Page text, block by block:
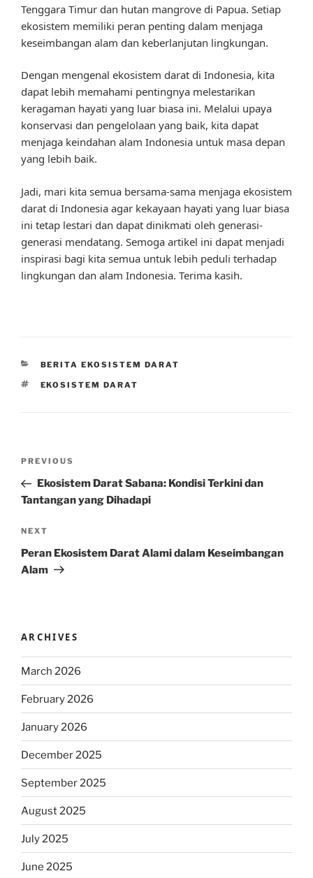
Tenggara Timur dan hutan mangrove di Papua. Setiap
ekosistem memiliki peran penting dalam menjaga
keseimbangan alam dan keberlanjutan lingkungan.
Dengan mengenal ekosistem darat di Indonesia, kita
dapat lebih memahami pentingnya melestarikan
keragaman hayati yang luar biasa ini. Melalui upaya
konservasi dan pengelolaan yang baik, kita dapat
menjaga keindahan alam Indonesia untuk masa depan
yang lebih baik.
Jadi, mari kita semua bersama-sama menjaga ekosistem
darat di Indonesia agar kekayaan hayati yang luar biasa
ini tetap lestari dan dapat dinikmati oleh generasi-
generasi mendatang. Semoga artikel ini dapat menjadi
inspirasi bagi kita semua untuk lebih peduli terhadap
lingkungan dan alam Indonesia. Terima kasih.
CATEGORIES
BERITA EKOSISTEM DARAT
TAGS
EKOSISTEM DARAT
Previous
Post
PREVIOUS
Ekosistem Darat Sabana: Kondisi Terkini dan
Tantangan yang Dihadapi
Next
Post
NEXT
Peran Ekosistem Darat Alami dalam Keseimbangan
Alam
ARCHIVES
March 2026
February 2026
January 2026
December 2025
September 2025
August 2025
July 2025
June 2025